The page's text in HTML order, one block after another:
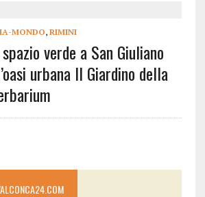
MONDO, RIMINI
verde a San Giuliano
urbana Il Giardino della